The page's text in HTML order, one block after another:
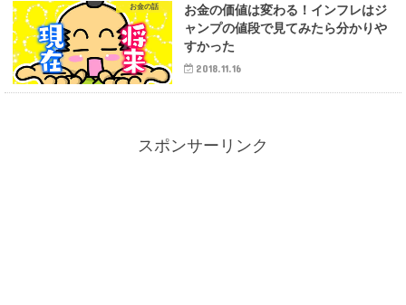
お金の話
お金の価値は変わる！インフレはジ
ャンプの値段で見てみたら分かりや
すかった
2018.11.16
スポンサーリンク